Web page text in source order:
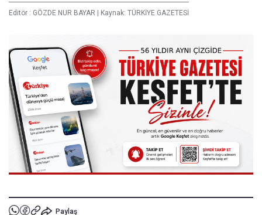
Editör : GÖZDE NUR BAYAR | Kaynak: TÜRKİYE GAZETESİ
Paylaş